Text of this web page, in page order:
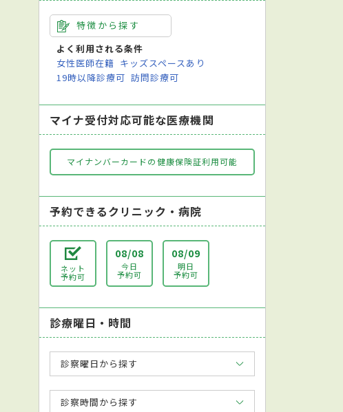
特徴から探す
よく利用される条件
女性医師在籍 キッズスペースあり
19時以降診療可 訪問診療可
マイナ受付対応可能な医療機関
マイナンバーカードの健康保険証利用可能
予約できるクリニック・病院
ネット
予約可
08/08
今日
予約可
08/09
明日
予約可
診療曜日・時間
診察曜日から探す
診察時間から探す